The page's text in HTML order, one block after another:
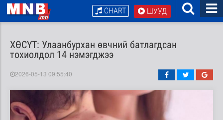
ШУУД
CHART
ХӨСҮТ: Улаанбурхан өвчний батлагдсан
тохиолдол 14 нэмэгджээ
2026-05-13 09:55:40